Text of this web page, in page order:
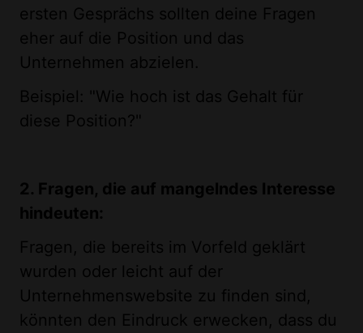
ersten Gesprächs sollten deine Fragen
eher auf die Position und das
Unternehmen abzielen.
Beispiel: "Wie hoch ist das Gehalt für
diese Position?"
2. Fragen, die auf mangelndes Interesse
hindeuten:
Fragen, die bereits im Vorfeld geklärt
wurden oder leicht auf der
Unternehmenswebsite zu finden sind,
könnten den Eindruck erwecken, dass du